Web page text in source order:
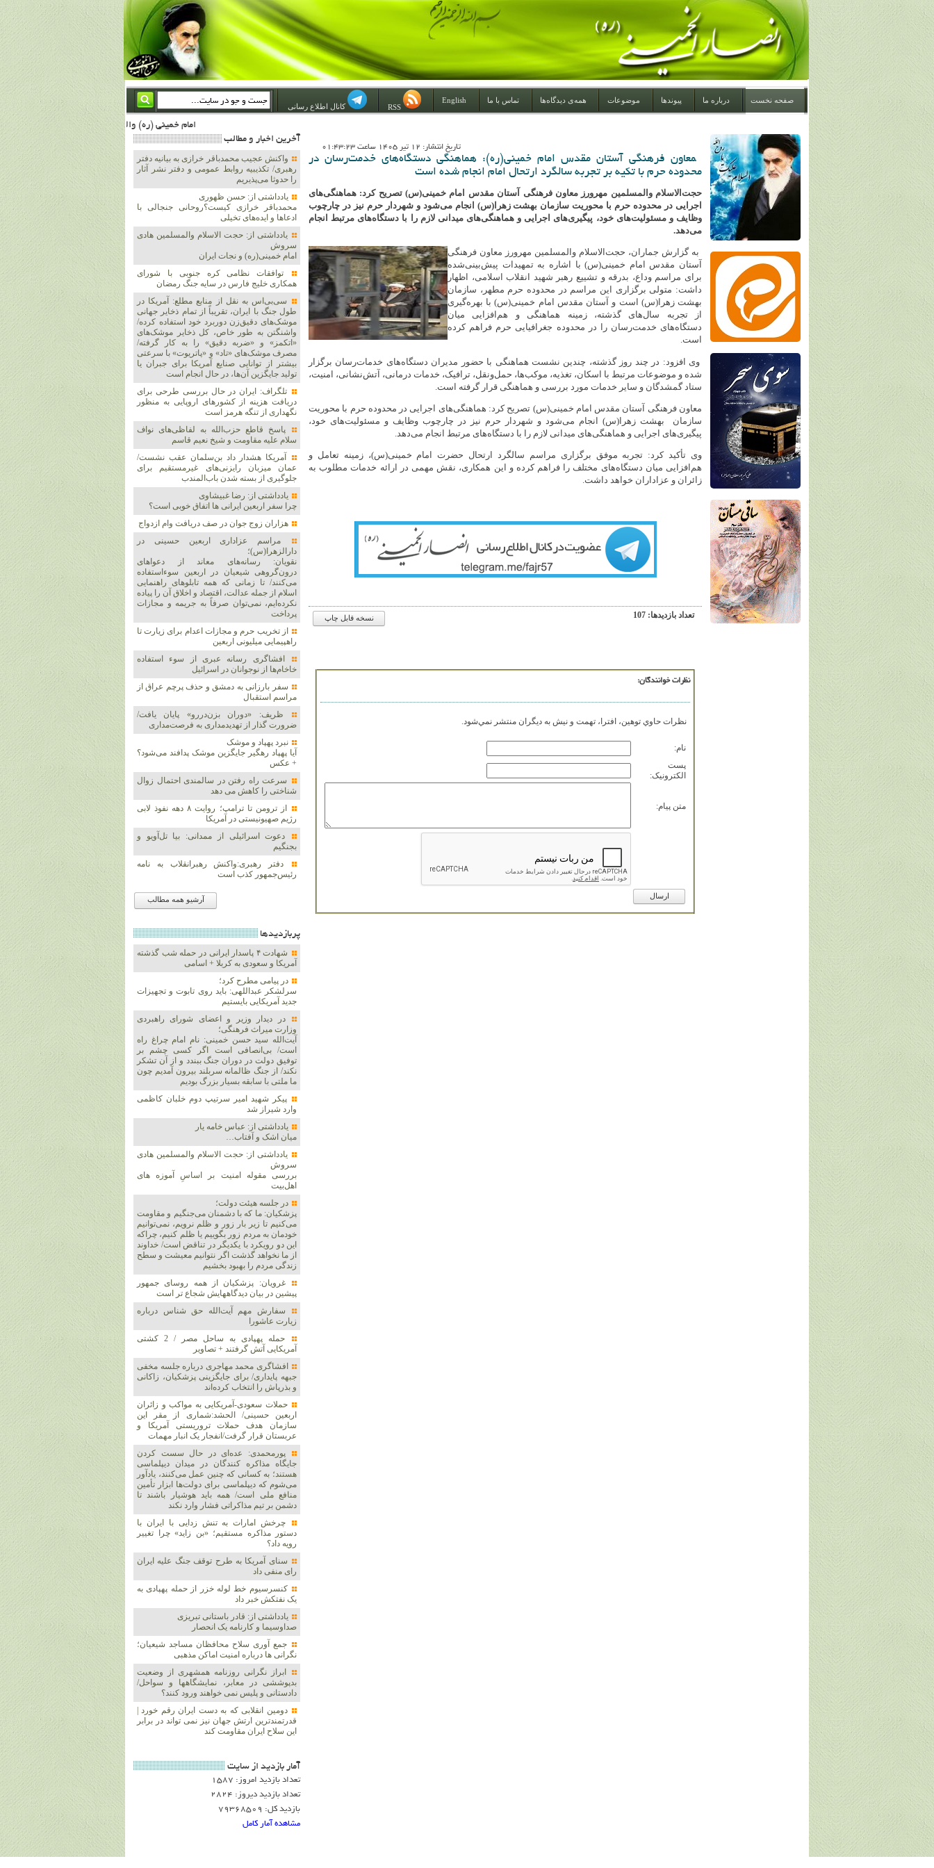
صفحه نخست درباره ما پیوندها موضوعات همه‌ی دیدگاه‌ها تماس با ما
English
کانال اطلاع رسانی
امام خمینی (ره) والله اسلام تمامش سیاست است؛ ***** امام شهید: به گفتار امام و کردار امام اهتمام بورزید ***** امام خمینی(ره): ان شاء الله ما اندوه دلمان را در وقت مناسب با انتقام از امریکا و آل سعود برطرف خواهیم ساخت و داغ و حسرت حلاوت این جنایت بزرگ را بر دلشان خواهیم نهاد 1367/4/29 ***** امام خمینی(رحمة الله علیه) : حکومت آل سعود، این وهابیهای پست بیخبر از خدا بسان خنجرند که همیشه از پشت در قلب مسلمانان فرو رفته‌اند 1366/5/12***** امام خمینی (ره) شهادت در راه خدا مسئله ای نیست که
تاريخ انتشار: 12 تير 1405 ساعت 01:43:23
‍ ‍معاون فرهنگی آستان مقدس امام خمینی(ره): هماهنگی دستگاه‌های خدمت‌رسان در
محدوده حرم با تکیه بر تجربه سالگرد ارتحال امام انجام شده است
حجت‌الاسلام والمسلمین مهرورز معاون فرهنگی آستان مقدس امام خمینی(س) تصریح کرد: هماهنگی‌های
اجرایی در محدوده حرم با محوریت سازمان بهشت زهرا(س) انجام می‌شود و شهردار حرم نیز در چارچوب
وظایف و مسئولیت‌های خود، پیگیری‌های اجرایی و هماهنگی‌های میدانی لازم را با دستگاه‌های مرتبط انجام
می‌دهد.
به گزارش جماران، حجت‌الاسلام والمسلمین مهرورز معاون فرهنگی
آستان مقدس امام خمینی(س) با اشاره به تمهیدات پیش‌بینی‌شده
برای مراسم وداع، بدرقه و تشییع رهبر شهید انقلاب اسلامی، اظهار
داشت: متولی برگزاری این مراسم در محدوده حرم مطهر، سازمان
بهشت زهرا(س) است و آستان مقدس امام خمینی(س) با بهره‌گیری
از تجربه سال‌های گذشته، زمینه هماهنگی و هم‌افزایی میان
دستگاه‌های خدمت‌رسان را در محدوده جغرافیایی حرم فراهم کرده
است.
وی افزود: در چند روز گذشته، چندین نشست هماهنگی با حضور مدیران دستگاه‌های خدمات‌رسان برگزار
شده و موضوعات مرتبط با اسکان، تغذیه، موکب‌ها، حمل‌ونقل، ترافیک، خدمات درمانی، آتش‌نشانی، امنیت،
ستاد گمشدگان و سایر خدمات مورد بررسی و هماهنگی قرار گرفته است.
معاون فرهنگی آستان مقدس امام خمینی(س) تصریح کرد: هماهنگی‌های اجرایی در محدوده حرم با محوریت
سازمان بهشت زهرا(س) انجام می‌شود و شهردار حرم نیز در چارچوب وظایف و مسئولیت‌های خود،
پیگیری‌های اجرایی و هماهنگی‌های میدانی لازم را با دستگاه‌های مرتبط انجام می‌دهد.
وی تأکید کرد: تجربه موفق برگزاری مراسم سالگرد ارتحال حضرت امام خمینی(س)، زمینه تعامل و
هم‌افزایی میان دستگاه‌های مختلف را فراهم کرده و این همکاری، نقش مهمی در ارائه خدمات مطلوب به
زائران و عزاداران خواهد داشت.
تعداد بازديدها: 107 نسخه قابل چاپ
نظرات خوانندگان:
نظرات حاوي توهين، افترا، تهمت و نيش به ديگران منتشر نمي‌شود.
نام:
پست
الکترونيک:
متن پيام:
آخرين اخبار و مطالب
واکنش عجیب محمدباقر خرازی به بیانیه دفتر
رهبری/ تکذیبیه روابط عمومی و دفتر نشر آثار
را حدوثا می‌پذیریم
یادداشتی از: حسن ظهوری
محمدباقر خرازی کیست؟روحانی جنجالی با
ادعاها و ایده‌های تخیلی
یادداشتی از: حجت الاسلام والمسلمین هادی
سروش
امام خمینی(ره) و نجات ایران
توافقات نظامی کره جنوبی با شورای
همکاری خلیج فارس در سایه جنگ رمضان
سی‌بی‌اس به نقل از منابع مطلع: آمریکا در
طول جنگ با ایران، تقریباً از تمام ذخایر جهانی
موشک‌های دقیق‌زن دوربرد خود استفاده کرده/
واشنگتن به طور خاص، کل ذخایر موشک‌های
«اتکمز» و «ضربه دقیق» را به کار گرفته/
مصرف موشک‌های «تاد» و «پاتریوت» با سرعتی
بیشتر از توانایی صنایع آمریکا برای جبران یا
تولید جایگزین آن‌ها، در حال انجام است
تلگراف: ایران در حال بررسی طرحی برای
دریافت هزینه از کشورهای اروپایی به منظور
نگهداری از تنگه هرمز است
پاسخ قاطع حزب‌الله به لفاظی‌های نواف
سلام علیه مقاومت و شیخ نعیم قاسم
آمریکا هشدار داد بن‌سلمان عقب نشست/
عمان میزبان رایزنی‌های غیرمستقیم برای
جلوگیری از بسته شدن باب‌المندب
یادداشتی از: رضا غبیشاوی
چرا سفر اربعین ایرانی ها اتفاق خوبی است؟
هزاران زوج‌ جوان در صف دریافت وام ازدواج
مراسم عزاداری اربعین حسینی در
دارالزهرا(س)؛
نقویان: رسانه‌های معاند از دعواهای
درون‌گروهی شیعیان در اربعین سوءاستفاده
می‌کنند/ تا زمانی که همه تابلوهای راهنمایی
اسلام از جمله عدالت، اقتصاد و اخلاق آن را پیاده
نکرده‌ایم، نمی‌توان صرفاً به جریمه و مجازات
پرداخت
از تخریب حرم و مجازات اعدام برای زیارت تا
راهپیمایی میلیونی اربعین
افشاگری رسانه عبری از سوء استفاده
خاخام‌ها از نوجوانان در اسرائیل
سفر بارزانی به دمشق و حذف پرچم عراق از
مراسم استقبال
ظریف: «دوران بزن‌دررو» پایان یافت/
ضرورت گذار از تهدیدمداری به فرصت‌مداری
نبرد پهپاد و موشک‌
آیا پهپاد رهگیر جایگزین موشک‌ پدافند می‌شود؟
+ عکس
سرعت راه رفتن در سالمندی احتمال زوال
شناختی را کاهش می دهد
از ترومن تا ترامپ؛ روایت ۸ دهه نفوذ لابی
رژیم صهیونیستی در آمریکا
دعوت اسرائیلی از ممدانی: بیا تل‌آویو و
بجنگیم
دفتر رهبری:واکنش رهبرانقلاب به نامه
رئیس‌جمهور کذب است
آرشیو همه مطالب
پربازديدها
شهادت ۴ پاسدار ایرانی در حمله شب گذشته
آمریکا و سعودی به کربلا + اسامی
در پیامی مطرح کرد؛
سرلشکر عبداللهی: باید روی تابوت و تجهیزات
جدید آمریکایی بایستیم
در دیدار وزیر و اعضای شورای راهبردی
وزارت‌ میراث فرهنگی؛
آیت‌الله سید حسن خمینی: نام امام چراغ راه
است/ بی‌انصافی است‌ اگر کسی چشم بر
توفیق دولت‌ در دوران جنگ ببندد و از آن تشکر
نکند/ از جنگ ظالمانه سربلند بیرون آمدیم چون
ما ملتی با سابقه بسیار بزرگ بودیم
پیکر شهید امیر سرتیپ دوم خلبان کاظمی
وارد شیراز شد
یادداشتی از: عباس خامه یار
میان اشک و آفتاب…
یادداشتی از: حجت الاسلام والمسلمین هادی
سروش
بررسی مقوله امنیت بر اساسِ آموزه های
اهل‌بیت
در جلسه هیئت دولت؛
پزشکیان: ما که با دشمنان می‌جنگیم و مقاومت
می‌کنیم تا زیر بار زور و ظلم نرویم، نمی‌توانیم
خودمان به مردم زور بگوییم یا ظلم کنیم، چراکه
این دو رویکرد با یکدیگر در تناقض است/ خداوند
از ما نخواهد گذشت اگر نتوانیم معیشت و سطح
زندگی مردم را بهبود بخشیم
غرویان: پزشکیان از همه روسای جمهور
پیشین در بیان دیدگاههایش شجاع تر است
سفارش مهم آیت‌الله حق شناس درباره
زیارت عاشورا
حمله پهپادی به ساحل مصر / 2 کشتی
آمریکایی آتش گرفتند + تصاویر
افشاگری محمد مهاجری درباره جلسه مخفی
جبهه پایداری/ برای جایگزینی پزشکیان، زاکانی
و بذرپاش را انتخاب کرده‌اند
حملات سعودی-آمریکایی به مواکب و زائران
اربعین حسینی/ الحشد:شماری از مقر این
سازمان هدف حملات تروریستی آمریکا و
عربستان قرار گرفت/انفجار یک انبار مهمات
پورمحمدی: عده‌ای در حال سست کردن
جایگاه مذاکره کنندگان در میدان دیپلماسی
هستند؛ به کسانی که چنین عمل می‌کنند، یادآور
می‌شوم که دیپلماسی برای دولت‌ها ابزار تأمین
منافع ملی است/ همه باید هوشیار باشند تا
دشمن بر تیم مذاکراتی فشار وارد نکند
چرخش امارات به تنش زدایی با ایران با
دستور مذاکره مستقیم؛ «بن زاید» چرا تغییر
رویه داد؟
سنای آمریکا به طرح توقف جنگ علیه ایران
رای منفی داد
کنسرسیوم خط لوله خزر از حمله پهپادی به
یک نفتکش خبر داد
یادداشتی از: قادر باستانی تبریزی
صداوسیما و کارنامه یک انحصار
جمع آوری سلاح محافظان مساجد شیعیان؛
نگرانی ها درباره امنیت اماکن مذهبی
ابراز نگرانی روزنامه همشهری از وضعیت
بدپوششی در معابر، نمایشگاهها و سواحل/
دادستانی و پلیس نمی خواهند ورود کنند؟
دومین انقلابی که به دست ایران رقم خورد |
قدرتمندترین ارتش جهان نیز نمی تواند در برابر
این سلاح ایران مقاومت کند
آمار بازديد از سايت
تعداد بازدید امروز: 1587
تعداد بازدید دیروز: 2824
بازدید کل: 79368509
مشاهده آمار کامل